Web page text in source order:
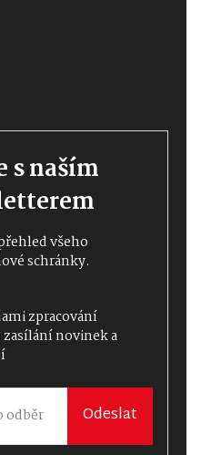
s naším
všeho
schránky.
zpracování
zasílání novinek a
Odeslat